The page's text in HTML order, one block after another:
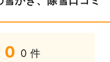
0 0 件